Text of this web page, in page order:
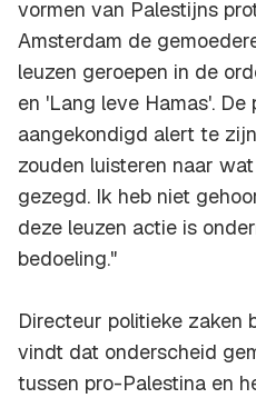
vormen van Palestijns
Amsterdam de
leuzen geroepen in de
en 'Lang leve Hamas'.
aangekondigd alert te
zouden luisteren naar
gezegd. Ik heb niet
deze leuzen actie is
bedoeling."
Directeur politieke zaken
vindt dat onderscheid
tussen pro-Palestina en